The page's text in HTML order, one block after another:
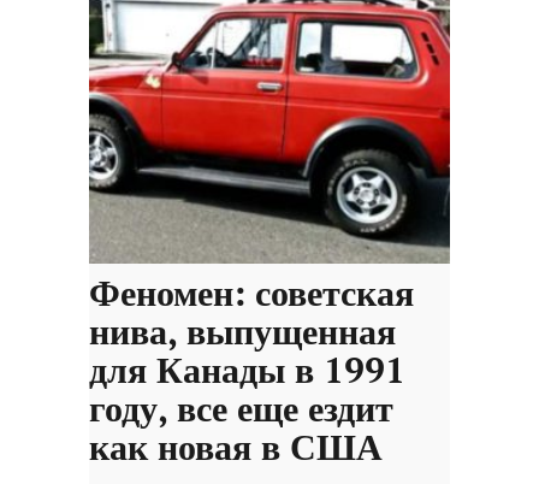
Феномен: советская
нива, выпущенная
для Канады в 1991
году, все еще ездит
как новая в США